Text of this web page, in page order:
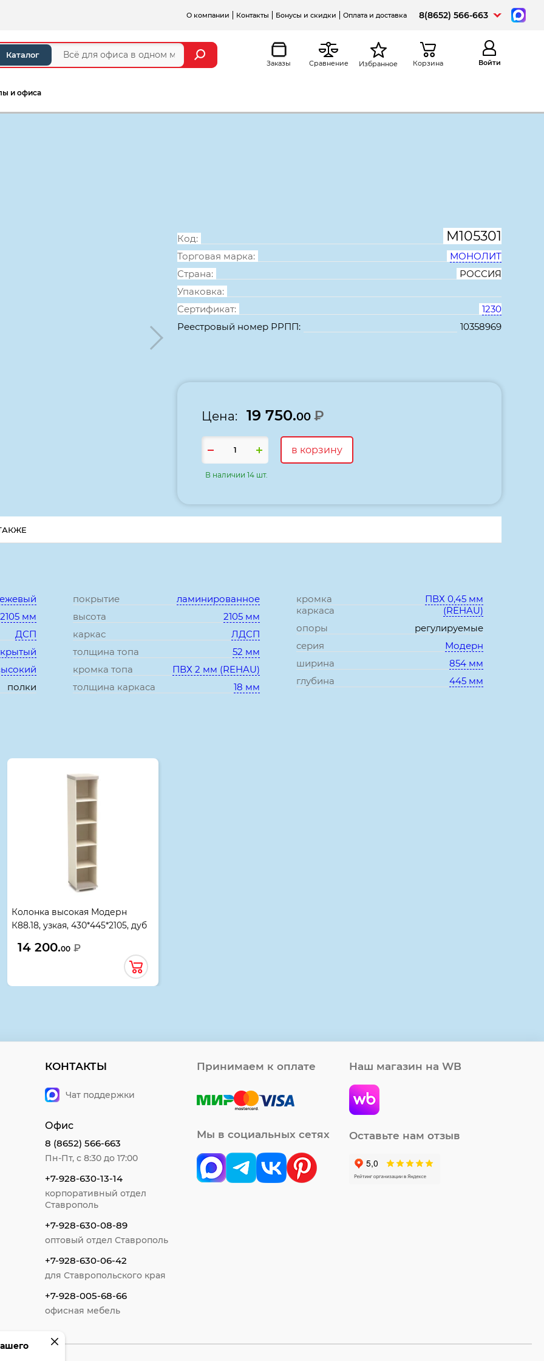
О компании Контакты Бонусы и скидки Оплата и доставка 8(8652) 566-663
Каталог
Заказы Сравнение Избранное Корзина Войти
и офиса
Код: М105301
Торговая марка:
МОНОЛИТ
Страна:
РОССИЯ
Упаковка:
Сертификат:
1230
Реестровый номер РРПП:
10358969
Цена: 19 750.00 ₽
в корзину
В наличии 14 шт.
мм
ДСП
полки
покрытие
ламинированное
высота
2105 мм
каркас
ЛДСП
толщина топа
52 мм
кромка топа
ПВХ 2 мм (REHAU)
толщина каркаса
18 мм
кромка
каркаса
ПВХ 0,45 мм
(REHAU)
опоры
регулируемые
серия
Модерн
ширина
854 мм
глубина
445 мм
Колонка высокая Модерн
К88.18, узкая, 430*445*2105, дуб
14 200.00 ₽
КОНТАКТЫ
Чат поддержки
Офис
8 (8652) 566-663
Пн-Пт, с 8:30 до 17:00
+7-928-630-13-14
корпоративный отдел
Ставрополь
+7-928-630-08-89
оптовый отдел Ставрополь
+7-928-630-06-42
для Ставропольского края
+7-928-005-68-66
офисная мебель
Принимаем к оплате
Мы в социальных сетях
Наш магазин на WB
Оставьте нам отзыв